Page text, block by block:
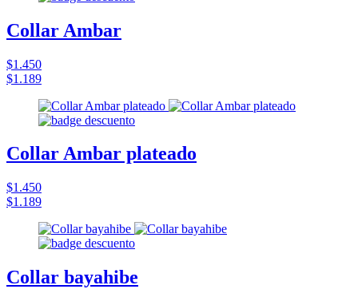
Collar Ambar
$1.450
$1.189
Collar Ambar plateado
$1.450
$1.189
Collar bayahibe